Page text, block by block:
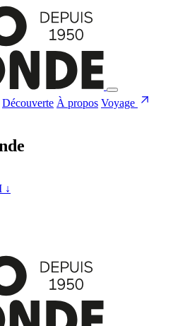
Découverte À propos Voyage
↓